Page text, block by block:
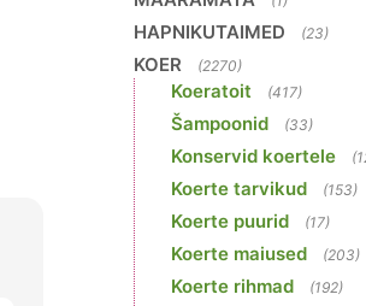
HAPNIKUTAIMED (23)
KOER (2270)
Koeratoit (417)
Šampoonid (33)
Konservid koertele
Koerte tarvikud (153)
Koerte puurid (17)
Koerte maiused (203)
Koerte rihmad (192)